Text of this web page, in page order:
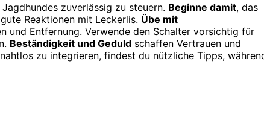
zuverlässig zu steuern. Beginne damit, das
Reaktionen mit Leckerlis. Übe mit
und Entfernung. Verwende den Schalter vorsichtig für
Beständigkeit und Geduld schaffen Vertrauen und
zu integrieren, findest du nützliche Tipps,